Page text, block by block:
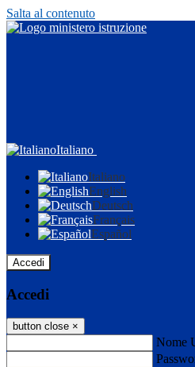
Salta al contenuto
Italiano
Italiano
English
Deutsch
Français
Español
Accedi
Accedi
button close ×
Nome